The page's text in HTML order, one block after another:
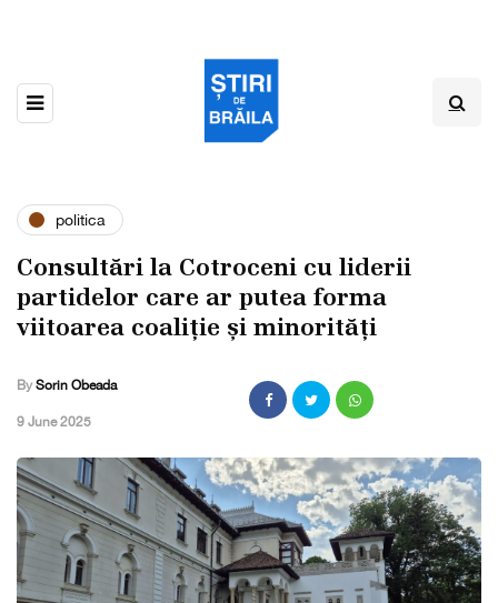
politica
Consultări la Cotroceni cu liderii
partidelor care ar putea forma
viitoarea coaliție și minorități
By Sorin Obeada
,9 June 2025